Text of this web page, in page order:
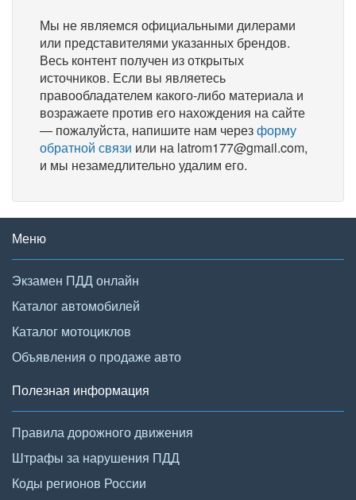
Мы не являемся официальными дилерами
или представителями указанных брендов.
Весь контент получен из открытых
источников. Если вы являетесь
правообладателем какого-либо материала и
возражаете против его нахождения на сайте
— пожалуйста, напишите нам черезформу
обратной связи или на latrom177@gmail.com,
и мы незамедлительно удалим его.
Меню
Экзамен ПДД онлайн
Каталог автомобилей
Каталог мотоциклов
Объявления о продаже авто
Полезная информация
Правила дорожного движения
Штрафы за нарушения ПДД
Коды регионов России